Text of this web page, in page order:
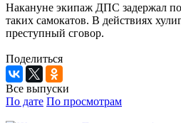
Накануне экипаж ДПС задержал
таких самокатов. В действиях
преступный сговор.
Поделиться
Все выпуски
По дате По просмотрам